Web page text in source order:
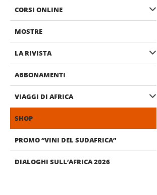
CORSI ONLINE
MOSTRE
LA RIVISTA
ABBONAMENTI
VIAGGI DI AFRICA
SHOP
PROMO “VINI DEL SUDAFRICA”
DIALOGHI SULL’AFRICA 2026